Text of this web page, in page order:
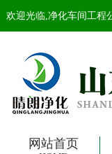
欢迎光临,净化车间工程
网站首页